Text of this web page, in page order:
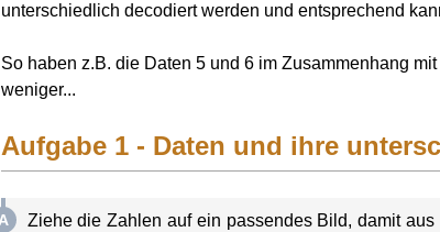
unterschiedlich decodiert werden und entsprechend
So haben z.B. die Daten 5 und 6 im Zusammenhang
weniger...
Aufgabe 1 - Daten und ihre
Ziehe die Zahlen auf ein passendes Bild, damit